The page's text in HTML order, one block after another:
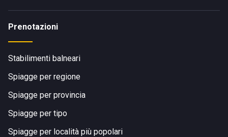
Prenotazioni
Stabilimenti balneari
Spiagge per regione
Spiagge per provincia
Spiagge per tipo
Spiagge per località più popolari